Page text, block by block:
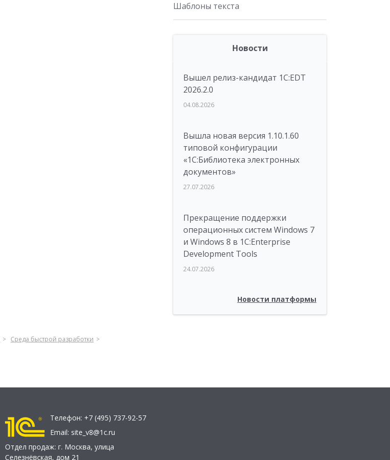
Шаблоны текста
Новости
Вышел релиз-кандидат 1C:EDT
2026.2.0
04.08.2026
Вышла новая версия 1.10.1.60
типовой конфигурации
«1С:Библиотека электронных
документов»
27.07.2026
Прекращение поддержки
операционных систем Windows 7
и Windows 8 в 1C:Enterprise
Development Tools
24.07.2026
Новости платформы
Среда быстрой разработки
Телефон: +7 (495) 737-92-57
Email: site_v8@1c.ru
Отдел продаж: г. Москва, улица
Селезнёвская, дом 21